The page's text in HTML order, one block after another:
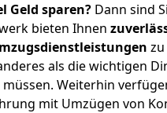
Geld sparen? Dann sind
bieten Ihnen
als die wichtigen
Weiterhin
mit Umzügen von